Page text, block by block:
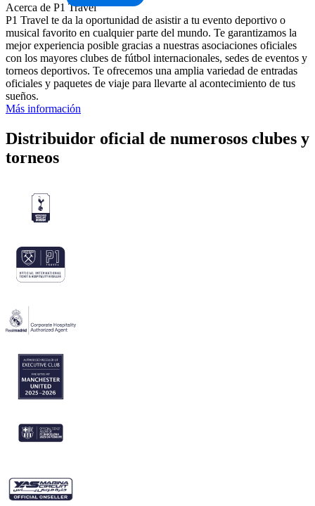
Acerca de P1 Travel
P1 Travel te da la oportunidad de asistir a tu evento deportivo o
musical favorito en cualquier parte del mundo. Te garantizamos la
mejor experiencia posible gracias a nuestras asociaciones oficiales
con los mayores clubes de fútbol internacionales, sedes de eventos y
torneos deportivos. Te ofrecemos una amplia variedad de entradas
oficiales y paquetes de viaje para llevarte al acontecimiento de tus
sueños.
Más información
Distribuidor oficial de numerosos clubes y
torneos